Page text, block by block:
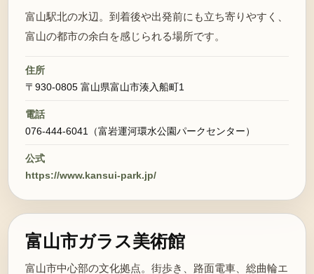
富山駅北の水辺。到着後や出発前にも立ち寄りやすく、
富山の都市の余白を感じられる場所です。
住所
〒930-0805 富山県富山市湊入船町1
電話
076-444-6041（富岩運河環水公園パークセンター）
公式
https://www.kansui-park.jp/
富山市ガラス美術館
富山市中心部の文化拠点。街歩き、路面電車、総曲輪エ